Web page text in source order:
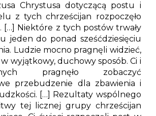
Chrystusa dotyczącą postu i
z tych chrześcijan rozpoczęło
[…] Niektóre z tych postów trwały
jeden do ponad sześćdziesięciu
Ludzie mocno pragnęli widzieć,
w wyjątkowy, duchowy sposób. Ci i
pragnęło zobaczyć
przebudzenie dla zbawienia i
[…] Rezultaty wspólnego
tej licznej grupy chrześcijan